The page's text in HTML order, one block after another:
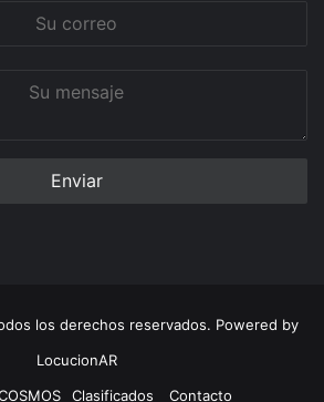
los derechos reservados. Powered by
LocucionAR
Clasificados Contacto